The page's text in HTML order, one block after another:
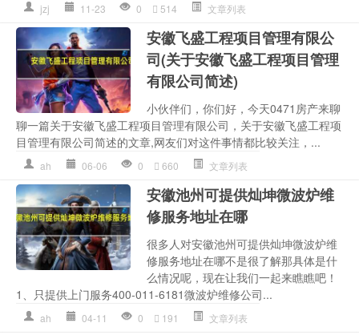
jzj 11-23 0 514 文章列表
安徽飞盛工程项目管理有限公
司(关于安徽飞盛工程项目管理
有限公司简述)
小伙伴们，你们好，今天0471房产来聊
聊一篇关于安徽飞盛工程项目管理有限公司，关于安徽飞盛工程项
目管理有限公司简述的文章,网友们对这件事情都比较关注，...
ah 06-06 0 660 文章列表
安徽池州可提供灿坤微波炉维
修服务地址在哪
很多人对安徽池州可提供灿坤微波炉维
修服务地址在哪不是很了解那具体是什
么情况呢，现在让我们一起来瞧瞧吧！
1、只提供上门服务400-011-6181微波炉维修公司...
ah 04-11 0 191 文章列表